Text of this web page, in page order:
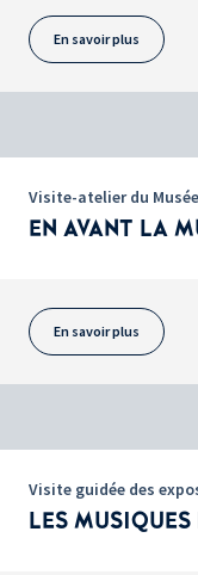
En savoir plus
Visite-atelier du
EN AVANT LA
En savoir plus
Visite guidée des
LES